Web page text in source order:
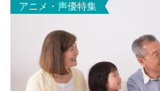
アニメ・声優特集